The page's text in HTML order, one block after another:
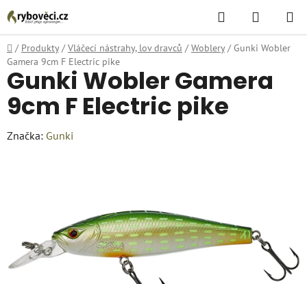
Přejít
na
obsah
Hledat
KOŠÍK
Domů
/ Produkty / Vláčecí nástrahy, lov dravců / Woblery / Gunki Wobler
Gamera 9cm F Electric pike
Gunki Wobler Gamera
9cm F Electric pike
Značka: Gunki